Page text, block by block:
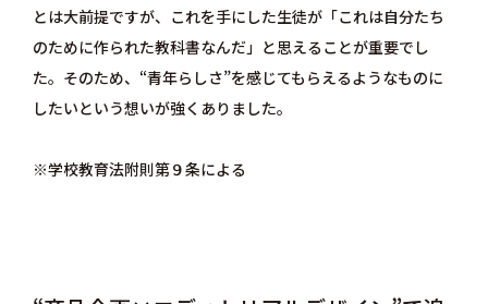
とは大前提ですが、これを手にした生徒が「これは自分たち
のために作られた教科書なんだ」と思えることが重要でし
た。そのため、“青年らしさ”を感じてもらえるようなものに
したいという想いが強くありました。
※学校教育法附則第９条による